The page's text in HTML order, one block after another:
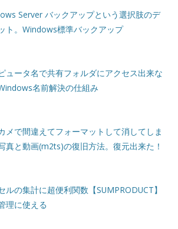
Server バックアップという選択肢のデ
ト。Windows標準バックアップ
ュータ名で共有フォルダにアクセス出来な
名前解決の仕組み
メで間違えてフォーマットして消してしま
真と動画(m2ts)の復旧方法。復元出来た！
ルの集計に超便利関数【SUMPRODUCT】
理に使える